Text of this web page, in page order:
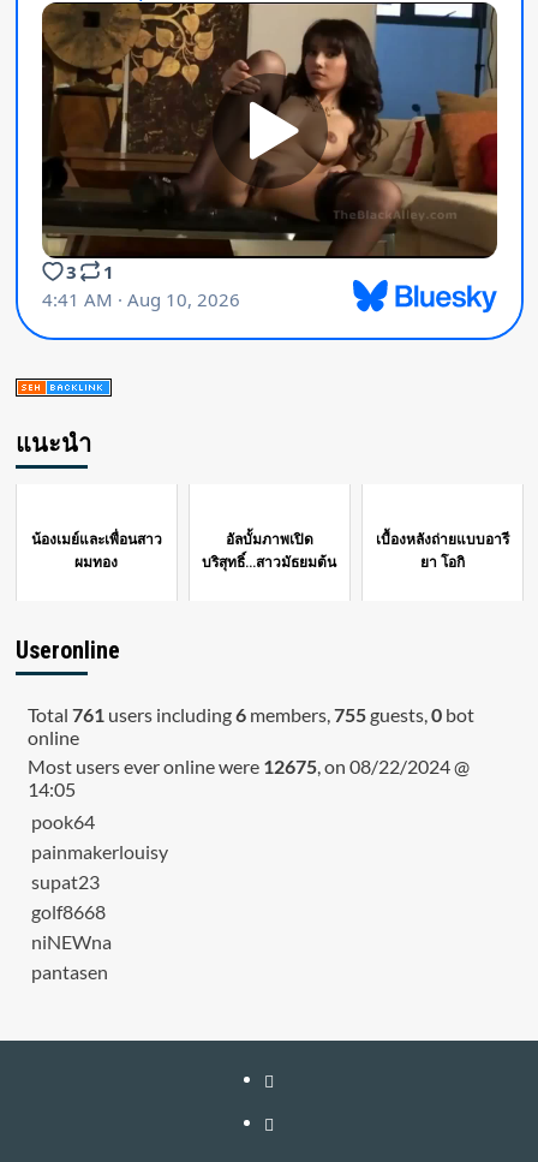
แนะนำ
น้องเมย์และเพื่อนสาว
ผมทอง
อัลบั้มภาพเปิด
บริสุทธิ์...สาวมัธยมต้น
เบื้องหลังถ่ายแบบอารี
ยา โอกิ
Useronline
Total 761 users including6members, 755guests, 0bot
online
Most users ever online were 12675, on 08/22/2024 @
14:05
pook64
painmakerlouisy
supat23
golf8668
niNEWna
pantasen
หน้า
แรก
สมัคร